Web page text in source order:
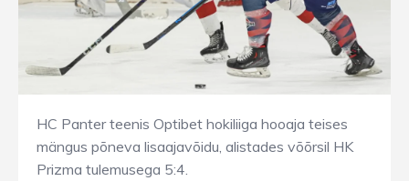
HC Panter teenis Optibet hokiliiga hooaja teises
mängus põneva lisaajavõidu, alistades võõrsil HK
Prizma tulemusega 5:4.